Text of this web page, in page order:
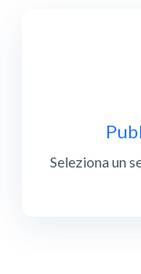
Seleziona un